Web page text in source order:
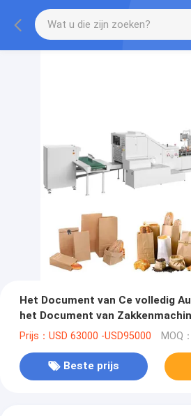
Het Document van Ce volledig
het Document van
Bag Making Machine
Prijs：USD 63000 -USD95000 MOQ
Beste prijs